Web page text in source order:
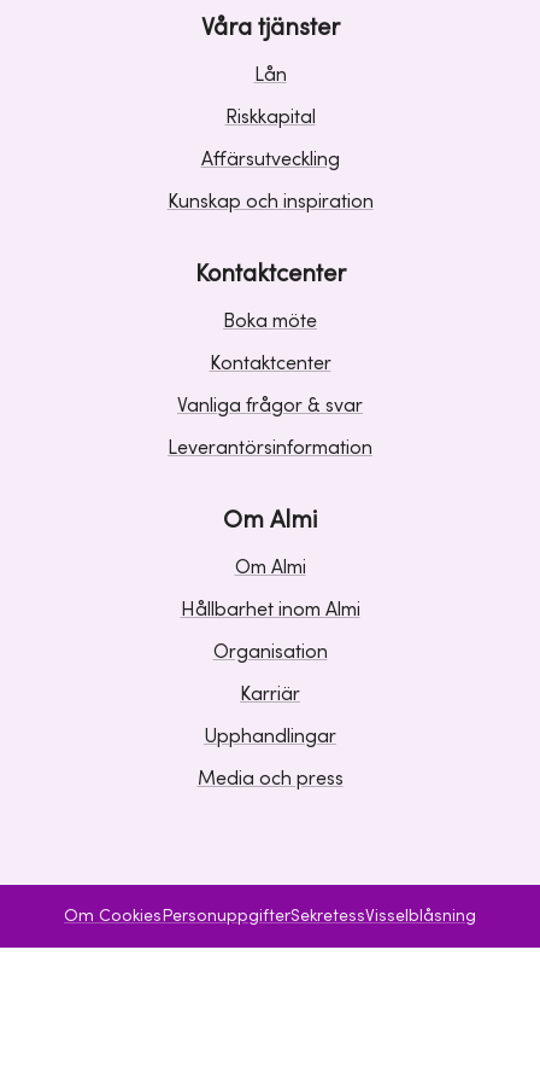
Våra tjänster
Lån
Riskkapital
Affärsutveckling
Kunskap och inspiration
Kontaktcenter
Boka möte
Kontaktcenter
Vanliga frågor & svar
Leverantörsinformation
Om Almi
Om Almi
Hållbarhet inom Almi
Organisation
Karriär
Upphandlingar
Media och press
Om CookiesPersonuppgifterSekretessVisselblåsning